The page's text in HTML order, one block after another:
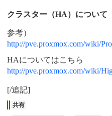
クラスター（HA）について
参考）
http://pve.proxmox.com/wiki/
HAについてはこちら
http://pve.proxmox.com/wiki/
[/追記]
共有